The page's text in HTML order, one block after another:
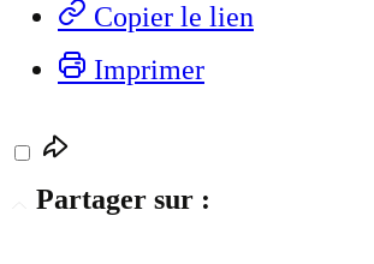
Copier le lien
Imprimer
Partager sur :